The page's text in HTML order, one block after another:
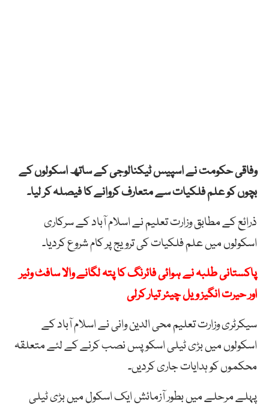
وفاقی حکومت نے اسپیس ٹیکنالوجی کے ساتھ اسکولوں کے
بچوں کو علم فلکیات سے متعارف کروانے کا فیصلہ کر لیا۔
ذرائع کے مطابق وزارت تعلیم نے اسلام آباد کے سرکاری
اسکولوں میں علم فلکیات کی ترویج پر کام شروع کردیا۔
پاکستانی طلبہ نے ہوائی فائرنگ کا پتہ لگانے والا سافٹ وئیر
اور حیرت انگیز ویل چیئر تیار کرلی
سیکرٹری وزارت تعلیم محی الدین وانی نے اسلام آباد کے
اسکولوں میں بڑی ٹیلی اسکوپس نصب کرنے کے لئے متعلقہ
محکموں کو ہدایات جاری کردیں۔
پہلے مرحلے میں بطور آزمائش ایک اسکول میں بڑی ٹیلی